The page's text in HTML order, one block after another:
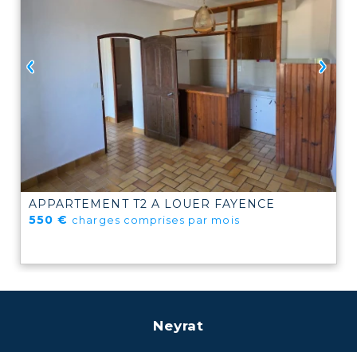
APPARTEMENT T2 A LOUER FAYENCE
550 € charges comprises par mois
Neyrat